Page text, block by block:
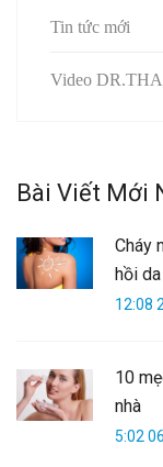
Tin tức mới
Video
Bài Viết Mới
Cháy
hồi
12:08
10
nhà
5:02